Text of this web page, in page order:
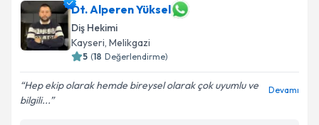
Dt. Alperen Yüksel
Diş Hekimi
Kayseri, Melikgazi
5 (18 Değerlendirme)
Hep ekip olarak hemde bireysel olarak çok uyumlu ve
bilgili...
Devamı